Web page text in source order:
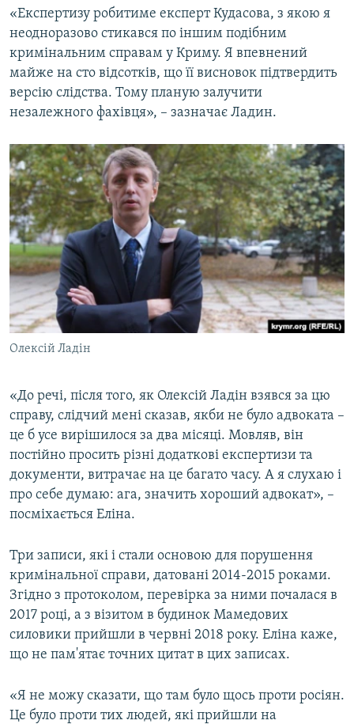
«Експертизу робитиме експерт Кудасова, з якою я
неодноразово стикався по іншим подібним
кримінальним справам у Криму. Я впевнений
майже на сто відсотків, що її висновок підтвердить
версію слідства. Тому планую залучити
незалежного фахівця», – зазначає Ладин.
Олексій Ладін
«До речі, після того, як Олексій Ладін взявся за цю
справу, слідчий мені сказав, якби не було адвоката –
це б усе вирішилося за два місяці. Мовляв, він
постійно просить різні додаткові експертизи та
документи, витрачає на це багато часу. А я слухаю і
про себе думаю: ага, значить хороший адвокат», –
посміхається Еліна.
Три записи, які і стали основою для порушення
кримінальної справи, датовані 2014-2015 роками.
Згідно з протоколом, перевірка за ними почалася в
2017 році, а з візитом в будинок Мамедових
силовики прийшли в червні 2018 року. Еліна каже,
що не пам'ятає точних цитат в цих записах.
«Я не можу сказати, що там було щось проти росіян.
Це було проти тих людей, які прийшли на